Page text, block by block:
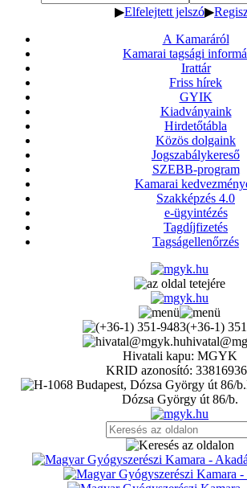
▶Elfelejtett jelszó▶
A Kamaráról
Kamarai tagsági
Irattár
Friss hírek
GYIK
Kiadványaink
Hirdetőtábla
Közös dolgaink
Jogszabálykereső
SZEBB-program
Kamarai
Szakképzés 4.0
e-ügyintézés
Tagdíjfizetés
Tagságellenőrzés
(+36-1)
Hivatali kapu: MGYK
KRID azonosító:
Dózsa György út 86/b.